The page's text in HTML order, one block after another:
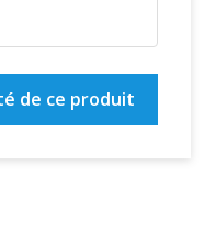
de ce produit